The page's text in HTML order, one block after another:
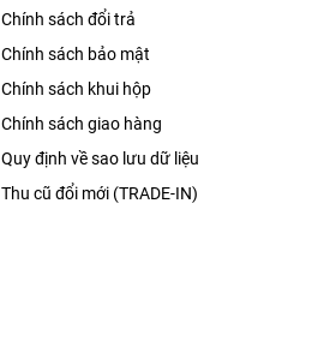
Chính sách đổi trả
Chính sách bảo mật
Chính sách khui hộp
Chính sách giao hàng
Quy định về sao lưu dữ liệu
Thu cũ đổi mới (TRADE-IN)